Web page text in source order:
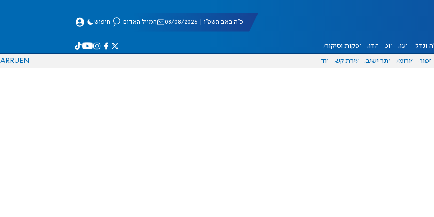
כ"ה באב תשפ"ו | 08/08/2026 המייל האדום חיפוש
ונדל"ן דעות אוכל יהדות הפקות וסיקורים
ספורט פורומים אתר ישיבה יצירת קשר עוד EN
RU
AR